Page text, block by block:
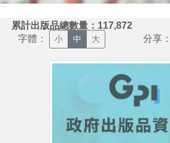
累計出版品總數量：117,872
字體： 小 中 大 分享：